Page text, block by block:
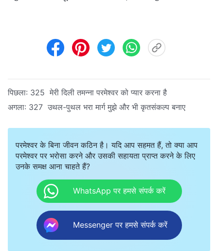
पिछला: 325 मेरी दिली तमन्ना परमेश्वर को प्यार करना है
अगला: 327 उथल-पुथल भरा मार्ग मुझे और भी कृतसंकल्प बनाए
परमेश्वर के बिना जीवन कठिन है। यदि आप सहमत हैं, तो क्या आप
परमेश्वर पर भरोसा करने और उसकी सहायता प्राप्त करने के लिए
उनके समक्ष आना चाहते हैं?
WhatsApp पर हमसे संपर्क करें
Messenger पर हमसे संपर्क करें